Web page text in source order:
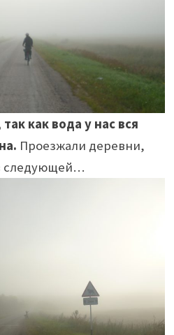
как вода у нас вся
Проезжали деревни,
следующей…